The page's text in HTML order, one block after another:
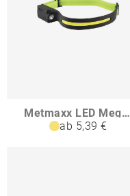
Metmaxx LED MegaBeam Kopflampe HeadlightSwipe
ab 5,39 €